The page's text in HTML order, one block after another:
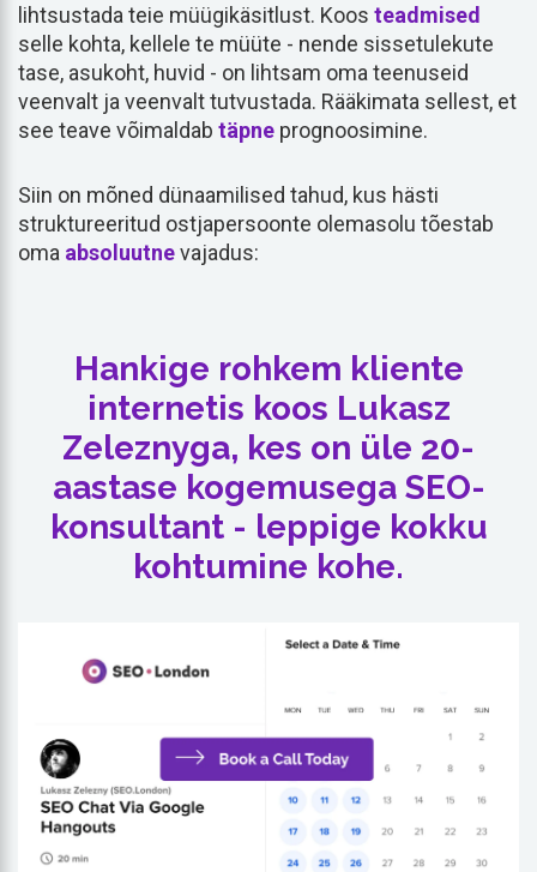
lihtsustada teie müügikäsitlust. Koos teadmised
selle kohta, kellele te müüte - nende sissetulekute
tase, asukoht, huvid - on lihtsam oma teenuseid
veenvalt ja veenvalt tutvustada. Rääkimata sellest, et
see teave võimaldab täpne prognoosimine.
Siin on mõned dünaamilised tahud, kus hästi
struktureeritud ostjapersoonte olemasolu tõestab
oma absoluutnevajadus:
Hankige rohkem kliente
internetis koos Lukasz
Zeleznyga, kes on üle 20-
aastase kogemusega SEO-
konsultant - leppige kokku
kohtumine kohe.